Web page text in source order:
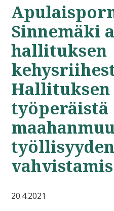
Sinnemäki
hallituksen
Hallituksen
työperäistä
työllisyyden
20.4.2021